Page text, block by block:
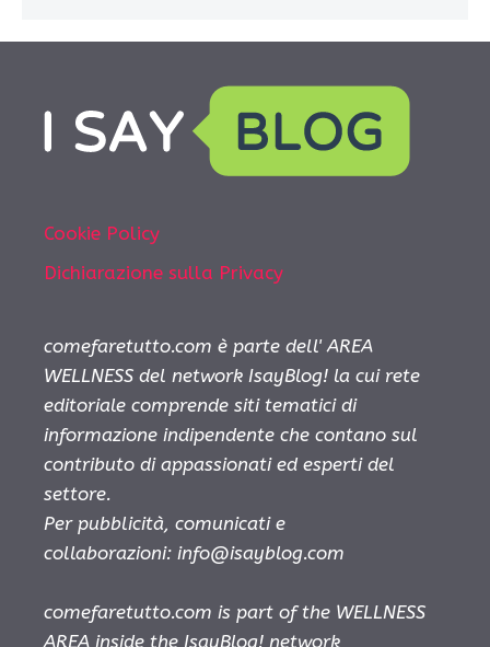
Cookie Policy
Dichiarazione sulla Privacy
comefaretutto.com è parte dell' AREA
WELLNESS del network IsayBlog! la cui rete
editoriale comprende siti tematici di
informazione indipendente che contano sul
contributo di appassionati ed esperti del
settore.
Per pubblicità, comunicati e
collaborazioni: info@isayblog.com
comefaretutto.com is part of the WELLNESS
AREA inside the IsayBlog! network